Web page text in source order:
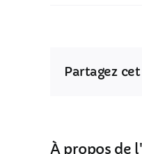
Partagez
À propos de